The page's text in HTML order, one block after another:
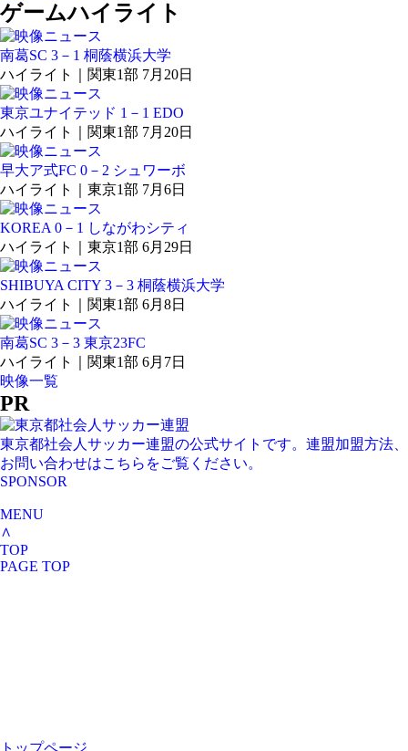
ゲームハイライト
南葛SC 3－1 桐蔭横浜大学
ハイライト｜関東1部 7月20日
東京ユナイテッド 1－1 EDO
ハイライト｜関東1部 7月20日
早大ア式FC 0－2 シュワーボ
ハイライト｜東京1部 7月6日
KOREA 0－1 しながわシティ
ハイライト｜東京1部 6月29日
SHIBUYA CITY 3－3 桐蔭横浜大学
ハイライト｜関東1部 6月8日
南葛SC 3－3 東京23FC
ハイライト｜関東1部 6月7日
映像一覧
PR
東京都社会人サッカー連盟の公式サイトです。連盟加盟方法、
お問い合わせはこちらをご覧ください。
SPONSOR
MENU
∧
TOP
PAGE TOP